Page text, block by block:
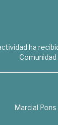
ha
Marcial